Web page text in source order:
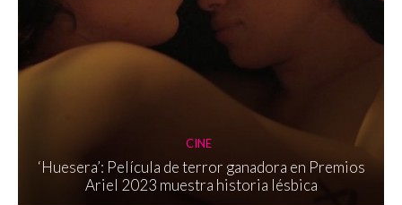
CINE
‘Huesera’: Película de terror ganadora en Premios
Ariel 2023 muestra historia lésbica